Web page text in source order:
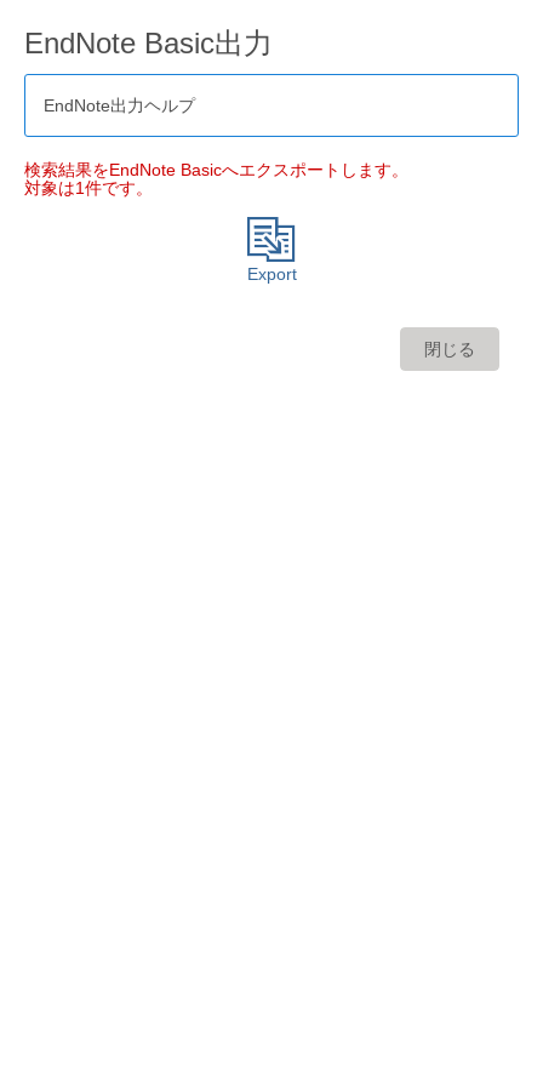
EndNote Basic出力
EndNote出力ヘルプ
検索結果をEndNote Basicへエクスポートします。
対象は1件です。
Export